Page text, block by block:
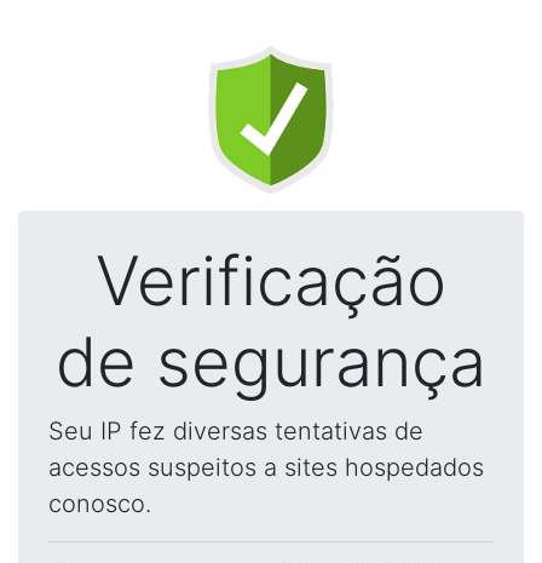
Verificação
de segurança
Seu IP fez diversas tentativas de
acessos suspeitos a sites hospedados
conosco.